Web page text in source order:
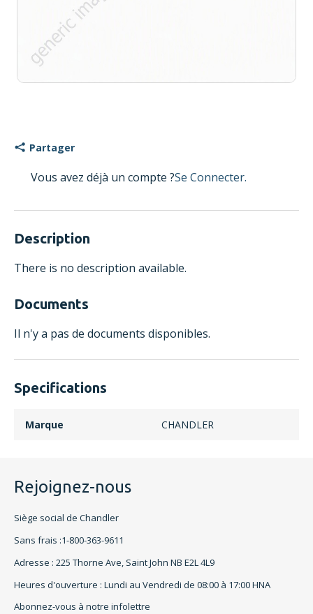
Partager
Vous avez déjà un compte ?Se Connecter.
Description
There is no description available.
Documents
Il n'y a pas de documents disponibles.
Specifications
Marque CHANDLER
Rejoignez-nous
Siège social de Chandler
Sans frais :1-800-363-9611
Adresse : 225 Thorne Ave, Saint John NB E2L 4L9
Heures d'ouverture : Lundi au Vendredi de 08:00 à 17:00 HNA
Abonnez-vous à notre infolettre